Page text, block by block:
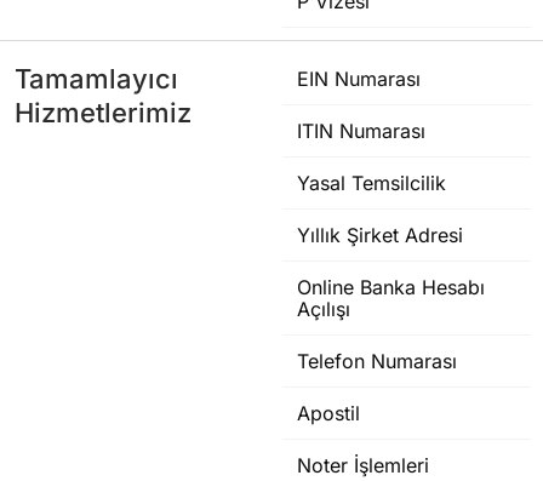
Tamamlayıcı
Hizmetlerimiz
EIN Numarası
ITIN Numarası
Yasal Temsilcilik
Yıllık Şirket Adresi
Online Banka Hesabı
Açılışı
Telefon Numarası
Apostil
Noter İşlemleri